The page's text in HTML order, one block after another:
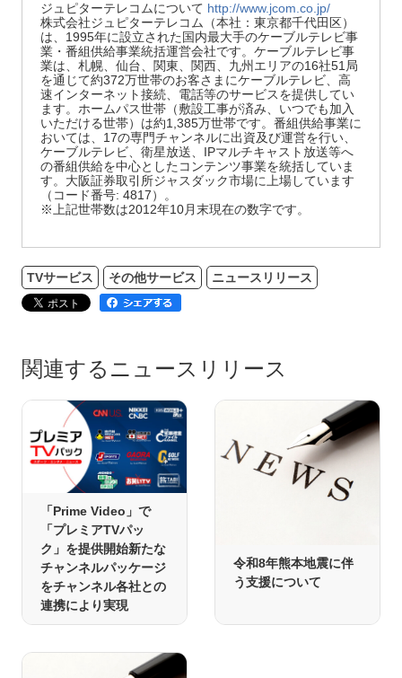
ジュピターテレコムについて http://www.jcom.co.jp/
株式会社ジュピターテレコム（本社：東京都千代田区）
は、1995年に設立された国内最大手のケーブルテレビ事
業・番組供給事業統括運営会社です。ケーブルテレビ事
業は、札幌、仙台、関東、関西、九州エリアの16社51局
を通じて約372万世帯のお客さまにケーブルテレビ、高
速インターネット接続、電話等のサービスを提供してい
ます。ホームパス世帯（敷設工事が済み、いつでも加入
いただける世帯）は約1,385万世帯です。番組供給事業に
おいては、17の専門チャンネルに出資及び運営を行い、
ケーブルテレビ、衛星放送、IPマルチキャスト放送等へ
の番組供給を中心としたコンテンツ事業を統括していま
す。大阪証券取引所ジャスダック市場に上場しています
（コード番号: 4817）。
※上記世帯数は2012年10月末現在の数字です。
TVサービス その他サービス ニュースリリース
関連するニュースリリース
「Prime Video」で
「プレミアTVパッ
ク」を提供開始新たな
チャンネルパッケージ
をチャンネル各社との
連携により実現
令和8年熊本地震に伴
う支援について